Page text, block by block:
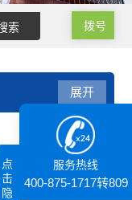
拨号
展开
仪器鉴定用标准
服务热线
400-875-1717转809
点
击
隐